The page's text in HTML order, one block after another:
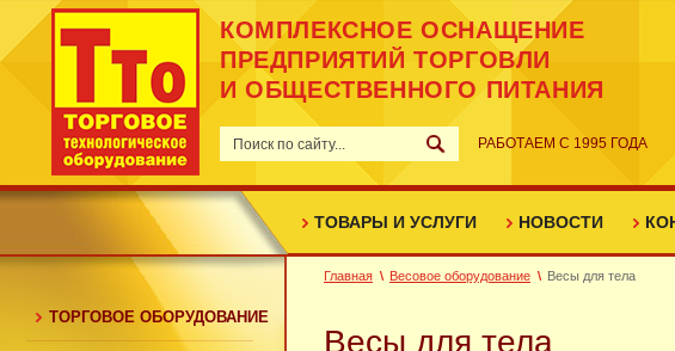
КОМПЛЕКСНОЕ ОСНАЩЕНИЕ
ПРЕДПРИЯТИЙ ТОРГОВЛИ
И ОБЩЕСТВЕННОГО ПИТАНИЯ
РАБОТАЕМ С 1995 ГОДА
ТОВАРЫ И УСЛУГИ НОВОСТИ
Главная Весовое оборудование Весы для тела
Весы для тела
ТОРГОВОЕ ОБОРУДОВАНИЕ